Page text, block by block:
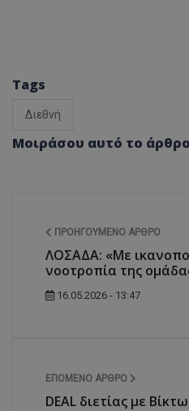
Tags
Διεθνή
Μοιράσου αυτό το άρθρο
ΠΡΟΗΓΟΎΜΕΝΟ ΆΡΘΡΟ
ΛΟΣΑΔΑ: «Με
νοοτροπία της
16.05.2026 - 13:47
ΕΠΌΜΕΝΟ ΆΡΘΡΟ
DEAL διετίας με